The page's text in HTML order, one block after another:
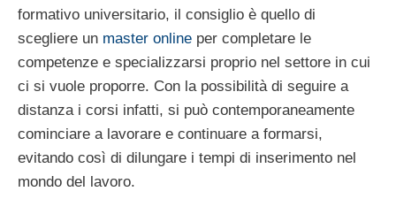
formativo universitario, il consiglio è quello di
scegliere un master online per completare le
competenze e specializzarsi proprio nel settore in cui
ci si vuole proporre. Con la possibilità di seguire a
distanza i corsi infatti, si può contemporaneamente
cominciare a lavorare e continuare a formarsi,
evitando così di dilungare i tempi di inserimento nel
mondo del lavoro.